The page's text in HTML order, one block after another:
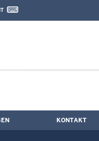
Kontaktformular
KONTAKT